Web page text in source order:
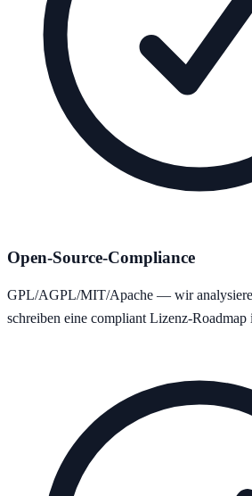
Open-Source-Compliance
GPL/AGPL/MIT/Apache — wir
schreiben eine compliant Lizenz-